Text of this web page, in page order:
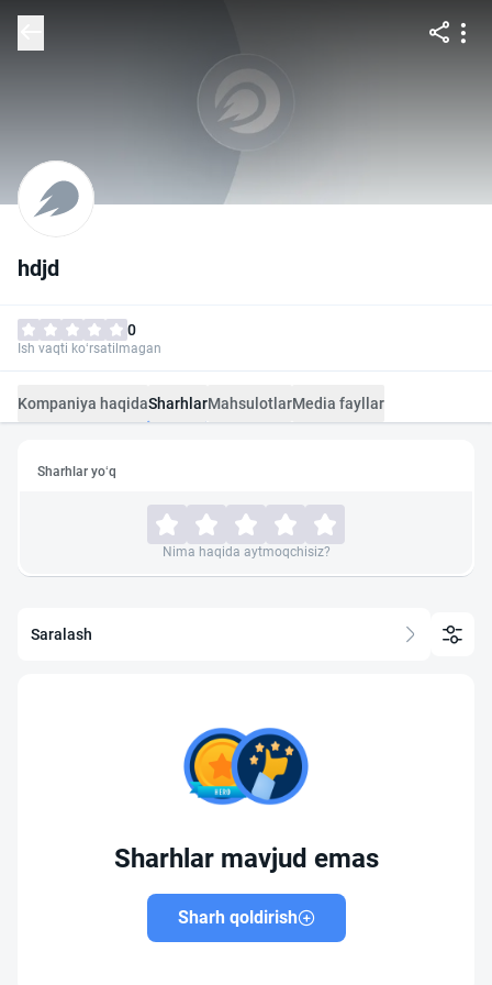
hdjd
0
Ish vaqti ko‘rsatilmagan
Kompaniya haqidaSharhlarMahsulotlarMedia fayllar
Sharhlar yo‘q
Nima haqida aytmoqchisiz?
Saralash
Sharhlar mavjud emas
Sharh qoldirish